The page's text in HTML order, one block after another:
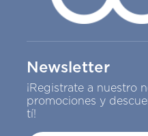
Newsletter
¡Registrate a nuestro
promociones y
tí!